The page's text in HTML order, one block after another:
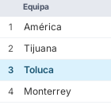
Equipa
1 América
2
Tijuana
3
Toluca
4
Monterrey